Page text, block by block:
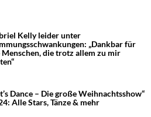
Kelly leider unter
„Dankbar für
Menschen, die trotz allem zu mir
Dance – Die große Weihnachtsshow“
Alle Stars, Tänze & mehr